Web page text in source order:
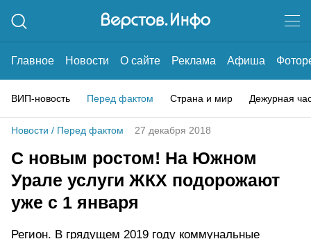
Главное Новости О сайте Реклама Афиша
ВИП-новость Перед фактом Страна и мир Дежурная
Новости / Перед фактом 27 декабря 2018
С новым ростом! На Южном
Урале услуги ЖКХ подорожают
уже с 1 января
Регион. В грядущем 2019 году коммунальные